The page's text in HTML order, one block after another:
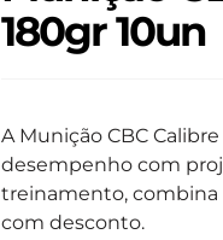
180gr 10un
A Munição CBC
desempenho com
treinamento, combina
com desconto.